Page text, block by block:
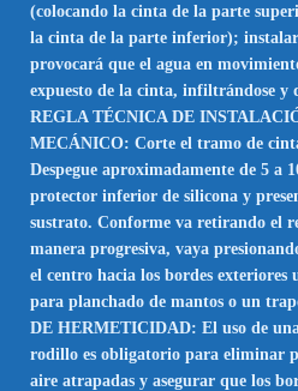
(colocando la cinta de la parte
la cinta de la parte inferior); instalar
provocará que el agua en
expuesto de la cinta, infiltrándose y
REGLA TÉCNICA DE
MECÁNICO: Corte el tramo de
Despegue aproximadamente de 5 a
protector inferior de silicona y
sustrato. Conforme va retirando el
manera progresiva, vaya
el centro hacia los bordes
para planchado de mantos o un
DE HERMETICIDAD: El uso de
rodillo es obligatorio para eliminar
aire atrapadas y asegurar que los